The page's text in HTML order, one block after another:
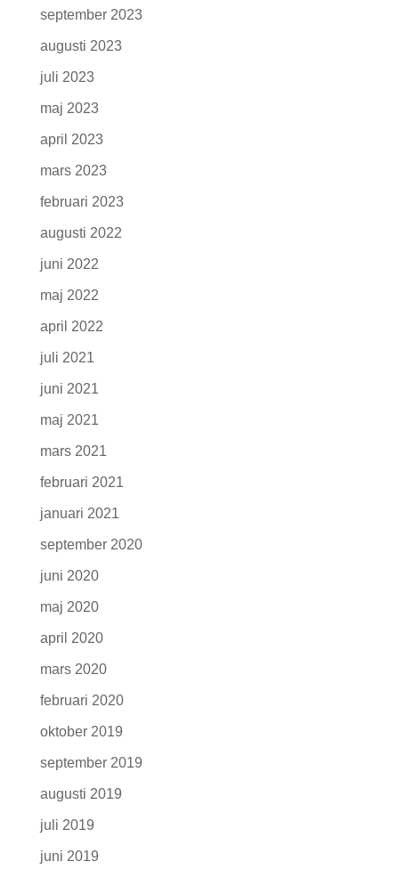
september 2023
augusti 2023
juli 2023
maj 2023
april 2023
mars 2023
februari 2023
augusti 2022
juni 2022
maj 2022
april 2022
juli 2021
juni 2021
maj 2021
mars 2021
februari 2021
januari 2021
september 2020
juni 2020
maj 2020
april 2020
mars 2020
februari 2020
oktober 2019
september 2019
augusti 2019
juli 2019
juni 2019